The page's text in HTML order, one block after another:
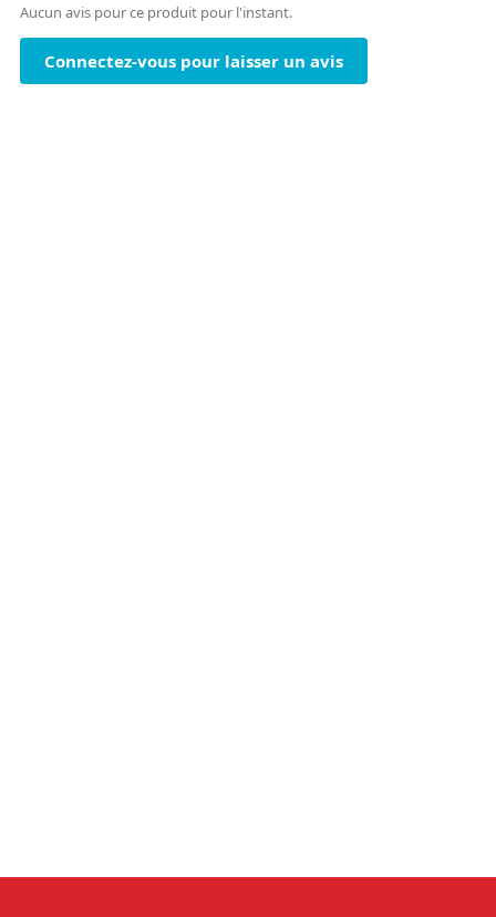
Aucun avis pour ce produit pour l'instant.
Connectez-vous pour laisser un avis